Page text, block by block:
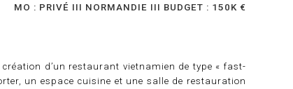
MO : PRIVÉ III NORMANDIE III BUDGET : 150K €
d’un restaurant vietnamien de type « fast-
un espace cuisine et une salle de restauration